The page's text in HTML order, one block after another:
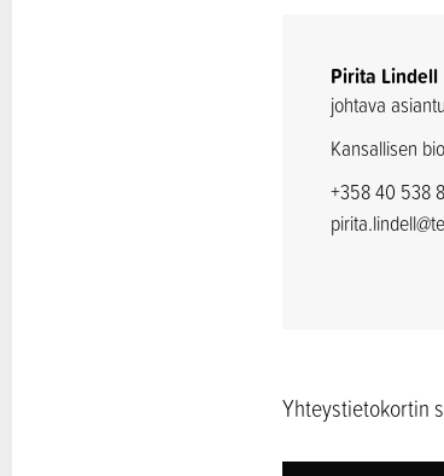
Pirita Lindell
johtava
Kansallisen
+358 40 538
Yhteystietokortin